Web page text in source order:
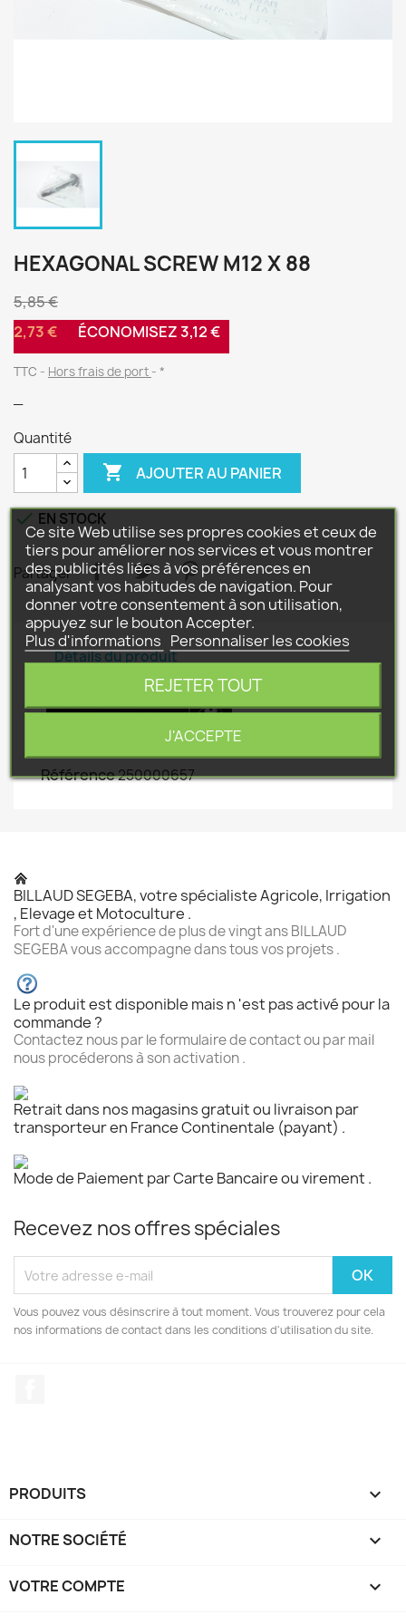
HEXAGONAL SCREW M12 X 88
5,85 €
2,73 €
ÉCONOMISEZ 3,12 €
TTC Hors frais de port *
Quantité
 AJOUTER AU PANIER
 EN STOCK
Partager
Détails du produit
Référence250000657
BILLAUD SEGEBA, votre spécialiste Agricole, Irrigation
, Elevage et Motoculture .
Fort d'une expérience de plus de vingt ans BILLAUD
SEGEBA vous accompagne dans tous vos projets .
Le produit est disponible mais n 'est pas activé pour la
commande ?
Contactez nous par le formulaire de contact ou par mail
nous procéderons à son activation .
Retrait dans nos magasins gratuit ou livraison par
transporteur en France Continentale (payant) .
Mode de Paiement par Carte Bancaire ou virement .
Recevez nos offres spéciales
Vous pouvez vous désinscrire à tout moment. Vous trouverez pour cela
nos informations de contact dans les conditions d'utilisation du site.
PRODUITS 
NOTRE SOCIÉTÉ 
VOTRE COMPTE 
Ce site Web utilise ses propres cookies et ceux de
tiers pour améliorer nos services et vous montrer
des publicités liées à vos préférences en
analysant vos habitudes de navigation. Pour
donner votre consentement à son utilisation,
appuyez sur le bouton Accepter.
Plus d'informations Personnaliser les cookies
REJETER TOUT
J'ACCEPTE